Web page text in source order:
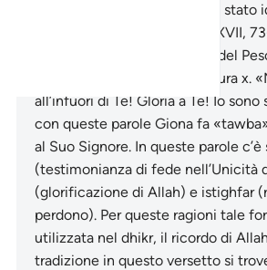
della sura XXXVIII. Non è mai
certezza. Secondo Tabarì (XXVII,
un figlio di Giobbe. «l’Uomo del
introduzione dell’omonima sura x.
all’infuori di Te! Gloria a Te! Io
con queste parole Giona fa
al Suo Signore. In queste parole c’è
(testimonianza di fede nell’Unicità
(glorificazione di Allah) e istighfar
perdono). Per queste ragioni tale
utilizzata nel dhikr, il ricordo di
tradizione in questo versetto si